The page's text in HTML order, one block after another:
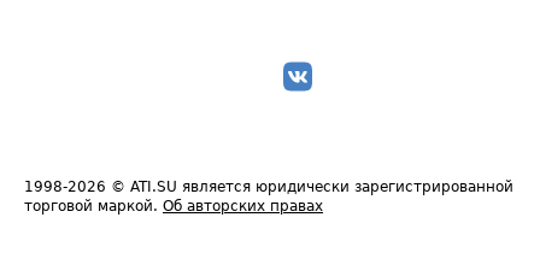
1998-2026 © ATI.SU является юридически зарегистрированной
торговой маркой. Об авторских правах